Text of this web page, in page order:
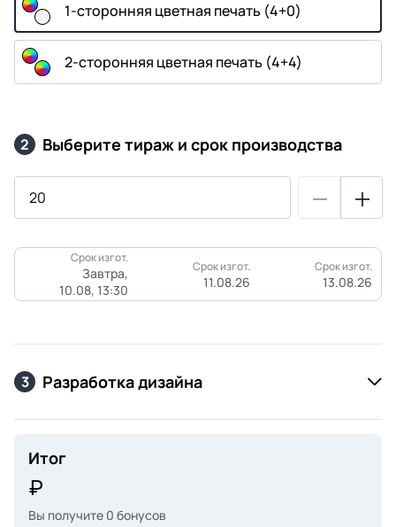
1-сторонняя цветная печать (4+0)
2-сторонняя цветная печать (4+4)
2 Выберите тираж и срок производства
Срок изгот.
Завтра,
10.08, 13:30
Срок изгот.
11.08.26
Срок изгот.
13.08.26
3 Разработка дизайна
Итог
Вы получите 0 бонусов